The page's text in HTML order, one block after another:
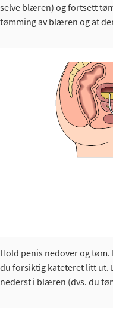
selve blæren) og fortsett
tømming av blæren og at
Hold penis nedover og
du forsiktig kateteret litt ut.
nederst i blæren (dvs. du